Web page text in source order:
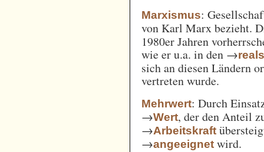
Marxismus:
von Karl Marx bezieht.
1980er Jahren
wie er u.a. in den →
sich an diesen Ländern
vertreten wurde.
Mehrwert: Durch
→Wert, der den Anteil
→Arbeitskraft
→angeeignet wird.